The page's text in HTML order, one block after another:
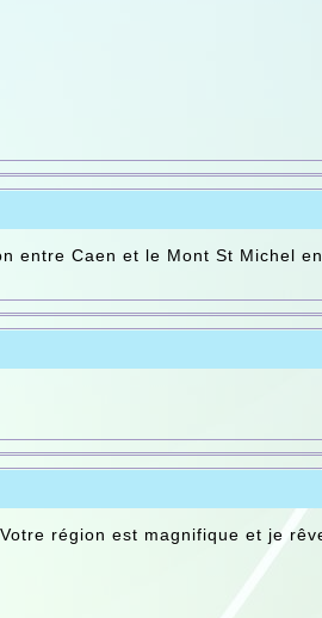
entre Caen et le Mont St Michel
région est magnifique et je